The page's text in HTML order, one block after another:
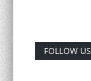
FOLLOW US